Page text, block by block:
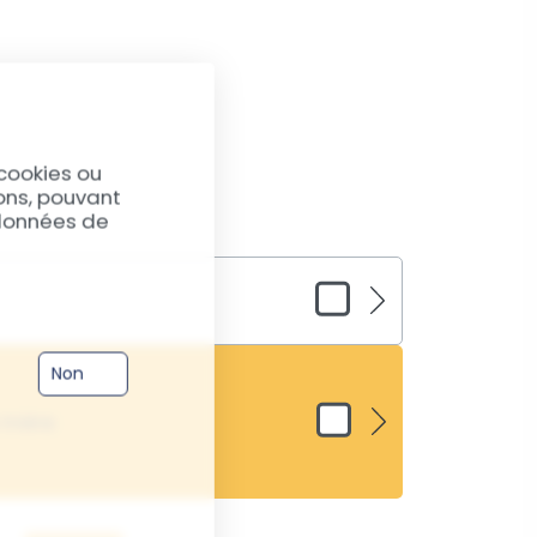
ou
pouvant
de
Non
dans l’eau ou a pris
des désoxydations fonctionnent.
pièces peuvent être défectueuses,
peuvent faire l’objet d’un diagnostic
de votre smartphone. Environ